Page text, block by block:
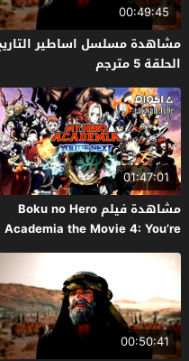
00:49:45
مشاهدة مسلسل اساطير
الحلقة 5 مترجم
01:47:01
مشاهدة فيلم Boku no Hero
Academia the Movie 4: You’re
Next 2024 مترجم
00:50:41